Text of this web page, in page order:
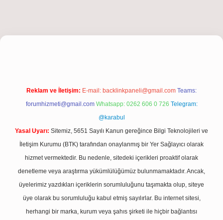
giriş
Reklam ve İletişim: E-mail: backlinkpaneli@gmail.com Teams:
forumhizmeti@gmail.com Whatsapp: 0262 606 0 726 Telegram:
@karabul
Yasal Uyarı: Sitemiz, 5651 Sayılı Kanun gereğince Bilgi Teknolojileri ve
İletişim Kurumu (BTK) tarafından onaylanmış bir Yer Sağlayıcı olarak
hizmet vermektedir. Bu nedenle, sitedeki içerikleri proaktif olarak
denetleme veya araştırma yükümlülüğümüz bulunmamaktadır. Ancak,
üyelerimiz yazdıkları içeriklerin sorumluluğunu taşımakta olup, siteye
üye olarak bu sorumluluğu kabul etmiş sayılırlar. Bu internet sitesi,
herhangi bir marka, kurum veya şahıs şirketi ile hiçbir bağlantısı